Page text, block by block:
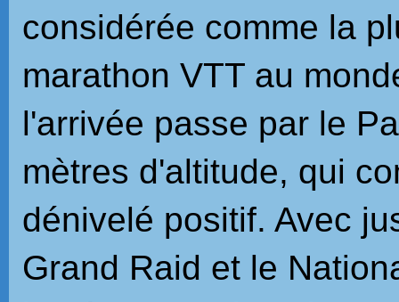
considérée comme la
marathon VTT au
l'arrivée passe par le
mètres d'altitude, qui
dénivelé positif. Avec
Grand Raid et le